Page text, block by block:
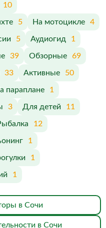
10
5 На мотоцикле 4
5 Аудиогид 1
39 Обзорные 69
33 Активные 50
параплане 1
3 Для детей 11
12
1
1
1
в Сочи
в Сочи